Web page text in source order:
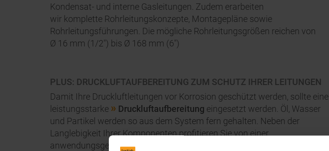
Kondensat- und interne Gasleitungen. Zudem erarbeiten
wir komplette Rohrleitungskonzepte, Montagepläne sowie
Rohrleitungsführungen. Die mögliche Rohrleitungsgrößen reichen von
Ø 16 mm (1/2") bis Ø 168 mm (6")
PLUS: DRUCKLUFTAUFBEREITUNG ZUM SCHUTZ IHRER LEITUNGEN
Damit Ihre Druckluftleitungen vor Korrosion geschützt werden, sollte eine
leistungsstarke
Druckluftaufbereitung eingesetzt werden. Öl, Wasser
und Partikel werden so aus dem System fern gehalten. Neben der
Langlebigkeit Ihrer Komponenten profitieren Sie von einer
anwendungsgerechten Druckluftqualität.